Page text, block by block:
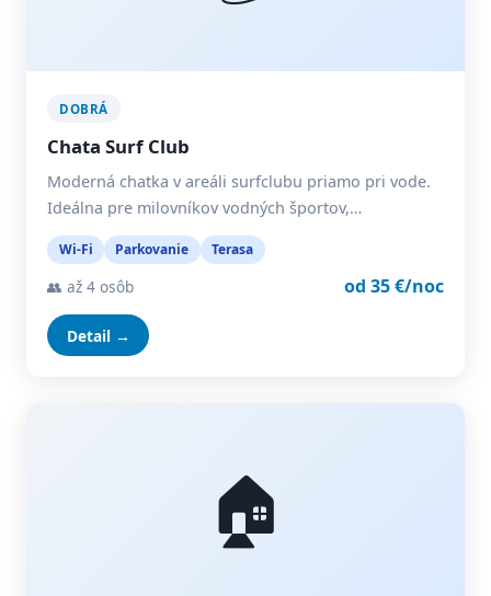
DOBRÁ
Chata Surf Club
Moderná chatka v areáli surfclubu priamo pri vode.
Ideálna pre milovníkov vodných športov,…
Wi-Fi Parkovanie Terasa
👥 až 4 osôb od 35 €/noc
Detail →
🏠